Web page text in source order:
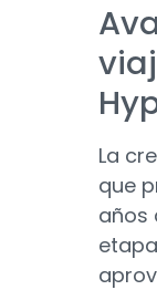
La
que
años